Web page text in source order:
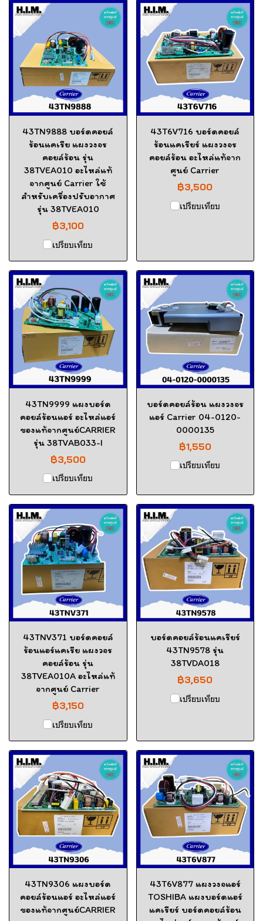
43TN9888 บอร์ดคอยล์
ร้อนแคเรีย แผงวงจร
คอยล์ร้อน รุ่น
38TVEA010 อะไหล่แท้
จากศูนย์ Carrier ใช้
สำหรับเครื่องปรับอากาศ
รุ่น 38TVEA010
฿3,100
เปรียบเทียบ
43T6V716 บอร์ดคอยล์
ร้อนแคเรียร์ แผงวงจร
คอยล์ร้อน อะไหล่แท้จาก
ศูนย์ Carrier
฿3,500
เปรียบเทียบ
43TN9999 แผงบอร์ด
คอยล์ร้อนแอร์ อะไหล่แอร์
ของแท้จากศูนย์CARRIER
รุ่น 38TVAB033-I
฿3,500
เปรียบเทียบ
บอร์ดคอยล์ร้อน แผงวงจร
แอร์ Carrier 04-0120-
0000135
฿1,550
เปรียบเทียบ
43TNV371 บอร์ดคอยล์
ร้อนแอร์แคเรีย แผงวจร
คอยล์ร้อน รุ่น
38TVEA010A อะไหล่แท้
จากศูนย์ Carrier
฿3,150
เปรียบเทียบ
บอร์ดคอยล์ร้อนแคเรียร์
43TN9578 รุ่น
38TVDA018
฿3,650
เปรียบเทียบ
43TN9306 แผงบอร์ด
คอยล์ร้อนแอร์ อะไหล่แอร์
ของแท้จากศูนย์CARRIER
43T6V877 แผงวงจแอร์
TOSHIBA แผงบอร์ดแอร์
แคเรียร์ บอร์ดคอยล์ร้อน